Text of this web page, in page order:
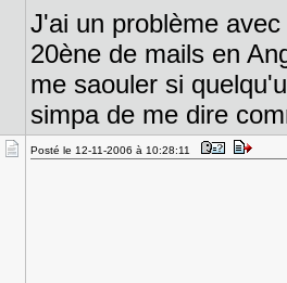
J'ai un problème
20ène de mails en
me saouler si
simpa de me dire
Posté le 12-11-2006 à 10:28:11